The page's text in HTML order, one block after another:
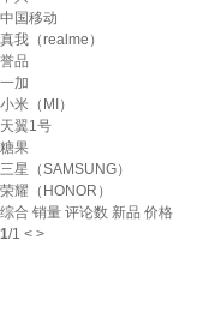
中国移动
真我（realme）
誉品
一加
小米（MI）
天翼1号
糖果
三星（SAMSUNG）
荣耀（HONOR）
综合 销量 评论数 新品 价格
1/1 < >